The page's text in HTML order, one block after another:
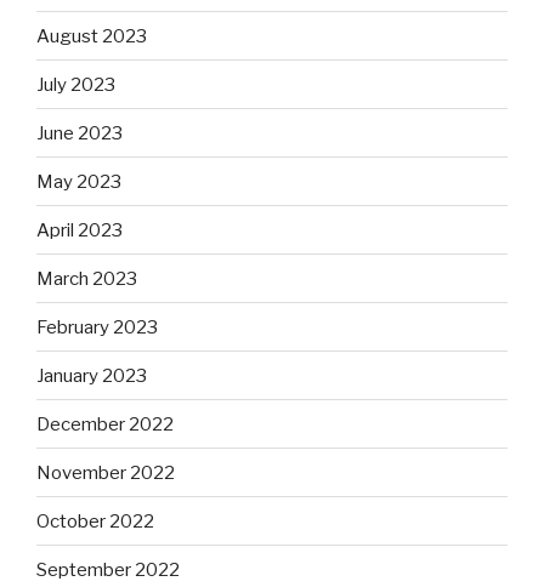
August 2023
July 2023
June 2023
May 2023
April 2023
March 2023
February 2023
January 2023
December 2022
November 2022
October 2022
September 2022